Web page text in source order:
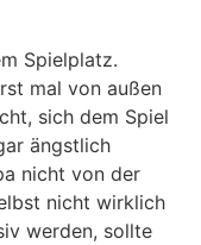
Spielplatz.
mal von außen
sich dem Spiel
ängstlich
nicht von der
nicht wirklich
werden, sollte